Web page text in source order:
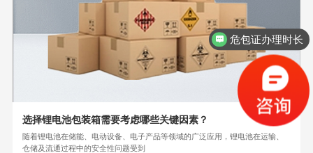
选择锂电池包装箱需要考虑哪些关键因素？
随着锂电池在储能、电动设备、电子产品等领域的广泛应用，锂电池在运输、
仓储及流通过程中的安全性问题受到
危包证办理时长